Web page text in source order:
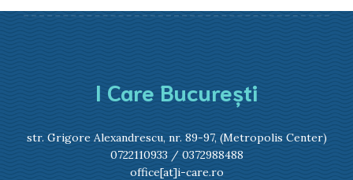
I Care București
str. Grigore Alexandrescu, nr. 89-97, (Metropolis Center)
0722110933 / 0372988488
office[at]i-care.ro